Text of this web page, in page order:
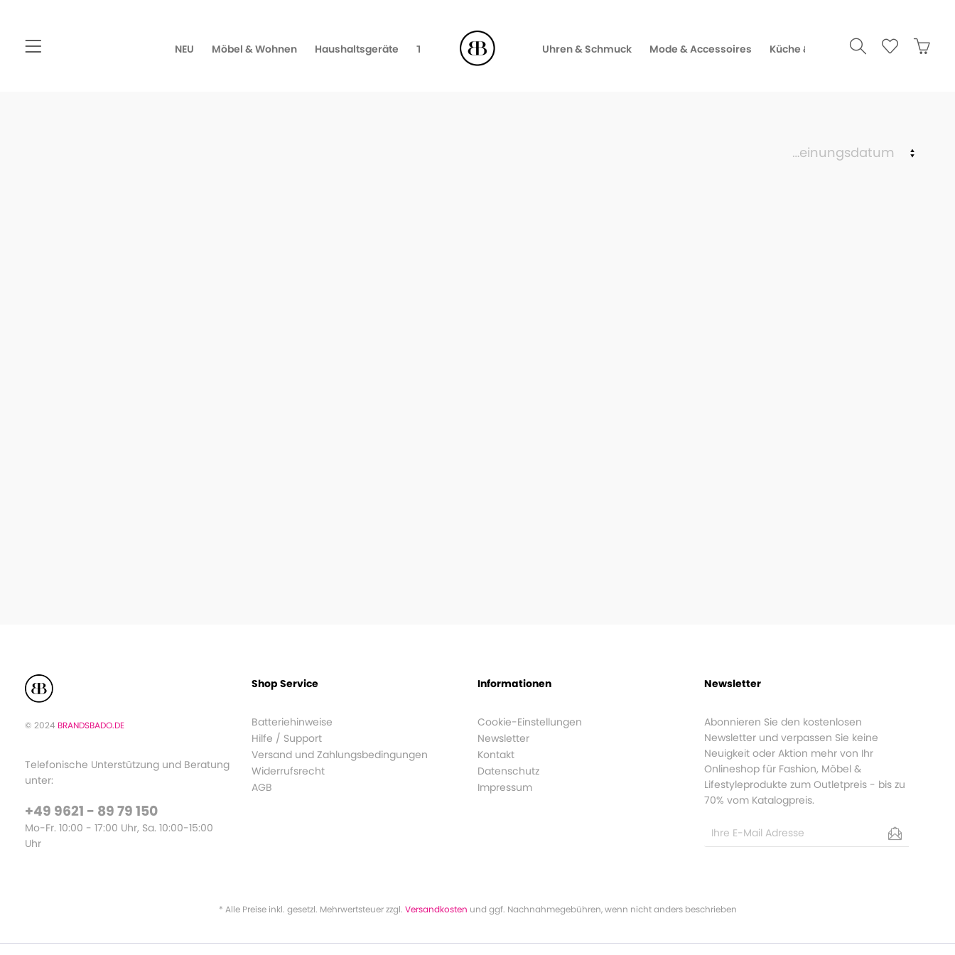
NEU Möbel & Wohnen Haushaltsgeräte TV, Video & Audio Uhren & Schmuck Mode & Accessoires Küche & Gourmet
© 2024 BRANDSBADO.DE
Telefonische Unterstützung und Beratung
unter:
+49 9621 - 89 79 150
Mo-Fr. 10:00 - 17:00 Uhr, Sa. 10:00-15:00
Uhr
Shop Service
Batteriehinweise
Hilfe / Support
Versand und Zahlungsbedingungen
Widerrufsrecht
AGB
Informationen
Cookie-Einstellungen
Newsletter
Kontakt
Datenschutz
Impressum
Newsletter
Abonnieren Sie den kostenlosen
Newsletter und verpassen Sie keine
Neuigkeit oder Aktion mehr von Ihr
Onlineshop für Fashion, Möbel &
Lifestyleprodukte zum Outletpreis - bis zu
70% vom Katalogpreis.
* Alle Preise inkl. gesetzl. Mehrwertsteuer zzgl. Versandkosten und ggf. Nachnahmegebühren, wenn nicht anders beschrieben